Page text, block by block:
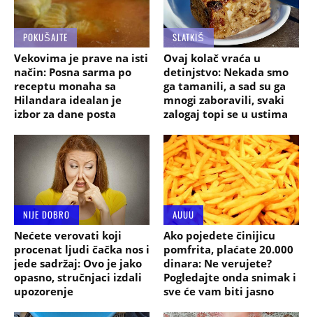
POKUŠAJTE
Vekovima je prave na isti
način: Posna sarma po
receptu monaha sa
Hilandara idealan je
izbor za dane posta
SLATKIŠ
Ovaj kolač vraća u
detinjstvo: Nekada smo
ga tamanili, a sad su ga
mnogi zaboravili, svaki
zalogaj topi se u ustima
NIJE DOBRO
Nećete verovati koji
procenat ljudi čačka nos i
jede sadržaj: Ovo je jako
opasno, stručnjaci izdali
upozorenje
AUUU
Ako pojedete činijicu
pomfrita, plaćate 20.000
dinara: Ne verujete?
Pogledajte onda snimak i
sve će vam biti jasno